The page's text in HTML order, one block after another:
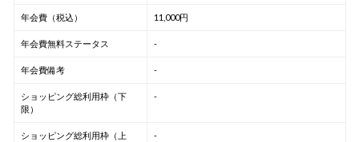
年会費（税込） 11,000円
年会費無料ステータス -
年会費備考 -
ショッピング総利用枠（下
限）
-
ショッピング総利用枠（上
-